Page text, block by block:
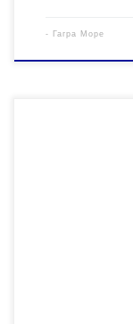
- Гагра Море